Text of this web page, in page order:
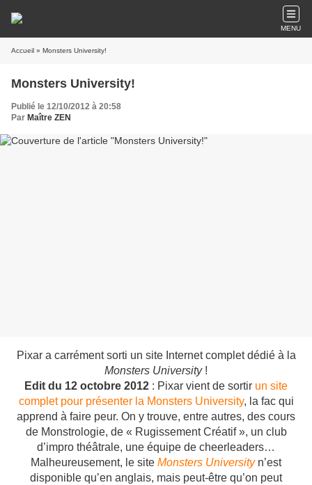
MENU
Accueil » Monsters University!
Monsters University!
Publié le 12/10/2012 à 20:58
Par Maître ZEN
Pixar a carrément sorti un site Internet complet dédié à la
Monsters University!
Edit du 12 octobre 2012 : Pixar vient de sortir un site
complet pour présenter la Monsters University, la fac qui
apprend à faire peur. On y trouve, entre autres, des cours
de Monstrologie, de « Rugissement Créatif », un club
d’impro théâtrale, une équipe de cheerleaders…
Malheureusement, le site Monsters Universityn’est
disponible qu’en anglais, mais peut-être qu’on peut